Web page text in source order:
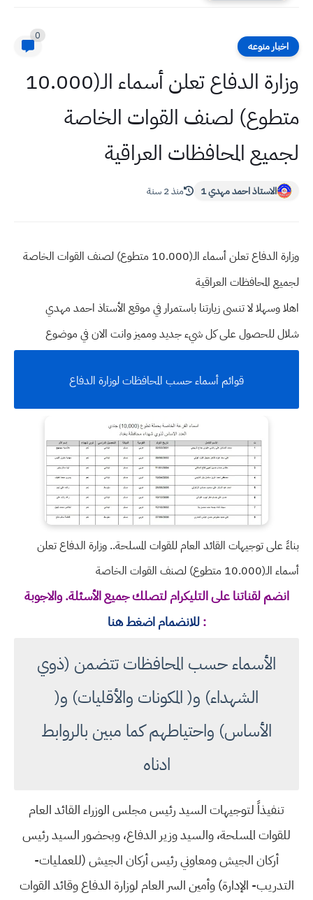
اخبار منوعه
0
وزارة الدفاع تعلن أسماء الـ(10.000
متطوع) لصنف القوات الخاصة
لجميع المحافظات العراقية
الاستاذ احمد مهدي 1 منذ 2 سنة
وزارة الدفاع تعلن أسماء الـ(10.000 متطوع) لصنف القوات الخاصة
لجميع المحافظات العراقية
اهلا وسهلالا تنسى زيارتنا باستمرار في موقع الأستاذ احمد مهدي
شلال للحصول على كل شيء جديد ومميز وانت الان في موضوع
قوائم أسماء حسب المحافظات لوزارة الدفاع
بناءً على توجيهات القائد العام للقوات المسلحة.. وزارة الدفاع تعلن
أسماء الـ(10.000 متطوع) لصنف القوات الخاصة
انضم لقناتنا على التليكرام لتصلك جميع الأسئلة. والاجوبة
: للانضمام اضغط هنا
الأسماء حسب المحافظات تتضمن (ذوي
الشهداء) و( المكونات والأقليات) و(
الأساس) واحتياطهم كما مبين بالروابط
ادناه
تنفيذاً لتوجيهات السيد رئيس مجلس الوزراء القائد العام
للقوات المسلحة، والسيد وزير الدفاع، وبحضور السيد رئيس
أركان الجيش ومعاوني رئيس أركان الجيش (للعمليات-
التدريب- الإدارة) وأمين السر العام لوزارة الدفاع وقائد القوات